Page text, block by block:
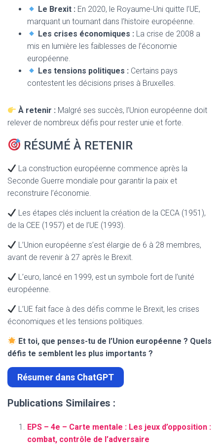
Le Brexit : En 2020, le Royaume-Uni quitte l’UE,
marquant un tournant dans l’histoire européenne.
Les crises économiques : La crise de 2008 a
mis en lumière les faiblesses de l’économie
européenne.
Les tensions politiques : Certains pays
contestent les décisions prises à Bruxelles.
À retenir : Malgré ses succès, l’Union européenne doit
relever de nombreux défis pour rester unie et forte.
RÉSUMÉ À RETENIR
La construction européenne commence après la
Seconde Guerre mondiale pour garantir la paix et
reconstruire l’économie.
Les étapes clés incluent la création de la CECA (1951),
de la CEE (1957) et de l’UE (1993).
L’Union européenne s’est élargie de 6 à 28 membres,
avant de revenir à 27 après le Brexit.
L’euro, lancé en 1999, est un symbole fort de l’unité
européenne.
L’UE fait face à des défis comme le Brexit, les crises
économiques et les tensions politiques.
Et toi, que penses-tu de l’Union européenne ? Quels
défis te semblent les plus importants ?
Résumer dans ChatGPT
Publications Similaires :
EPS – 4e – Carte mentale : Les jeux d’opposition :
combat, contrôle de l’adversaire